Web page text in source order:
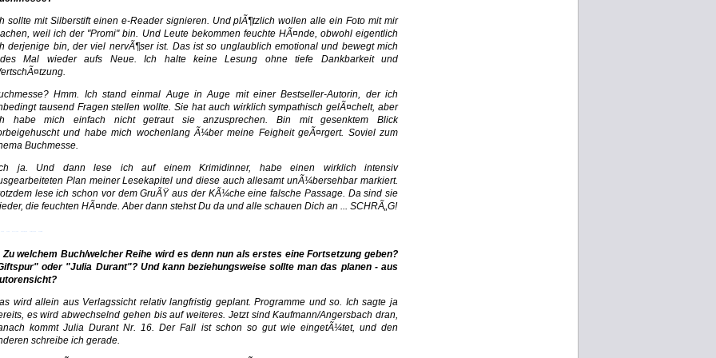
sollte mit Silberstift einen e-Reader signieren. Und plÃ¶tzlich wollen alle ein Foto mit mir
weil ich der "Promi" bin. Und Leute bekommen feuchte HÃ¤nde, obwohl eigentlich
derjenige bin, der viel nervÃ¶ser ist. Das ist so unglaublich emotional und bewegt mich
Mal wieder aufs Neue. Ich halte keine Lesung ohne tiefe Dankbarkeit und
Hmm. Ich stand einmal Auge in Auge mit einer Bestseller-Autorin, der ich
tausend Fragen stellen wollte. Sie hat auch wirklich sympathisch gelÃ¤chelt, aber
habe mich einfach nicht getraut sie anzusprechen. Bin mit gesenktem Blick
und habe mich wochenlang Ã¼ber meine Feigheit geÃ¤rgert. Soviel zum
Buchmesse.
ja. Und dann lese ich auf einem Krimidinner, habe einen wirklich intensiv
Plan meiner Lesekapitel und diese auch allesamt unÃ¼bersehbar markiert.
lese ich schon vor dem GruÃŸ aus der KÃ¼che eine falsche Passage. Da sind sie
die feuchten HÃ¤nde. Aber dann stehst Du da und alle schauen Dich an ... SCHRÃ„G!
Zu welchem Buch/welcher Reihe wird es denn nun als erstes eine Fortsetzung geben?
oder "Julia Durant"? Und kann beziehungsweise sollte man das planen - aus
wird allein aus Verlagssicht relativ langfristig geplant. Programme und so. Ich sagte ja
es wird abwechselnd gehen bis auf weiteres. Jetzt sind Kaufmann/Angersbach dran,
kommt Julia Durant Nr. 16. Der Fall ist schon so gut wie eingetÃ¼tet, und den
schreibe ich gerade.